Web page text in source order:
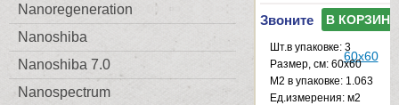
Nanoregeneration
Nanoshiba
Nanoshiba 7.0
Nanospectrum
Звоните В КОРЗИНУ
Шт.в упаковке: 3
Размер, см: 60x60
М2 в упаковке: 1.063
Ед.измерения: м2